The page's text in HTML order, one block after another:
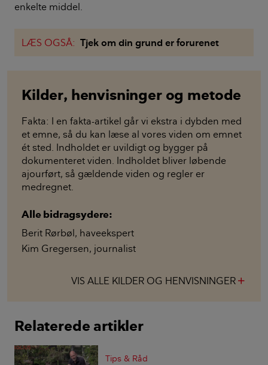
enkelte middel.
LÆS OGSÅ: Tjek om din grund er forurenet
Kilder, henvisninger og metode
Fakta: I en fakta-artikel går vi ekstra i dybden med
et emne, så du kan læse al vores viden om emnet
ét sted. Indholdet er uvildigt og bygger på
dokumenteret viden. Indholdet bliver løbende
ajourført, så gældende viden og regler er
medregnet.
Alle bidragsydere:
Berit Rørbøl, haveekspert
Kim Gregersen, journalist
VIS ALLE KILDER OG HENVISNINGER
Relaterede artikler
Tips & Råd